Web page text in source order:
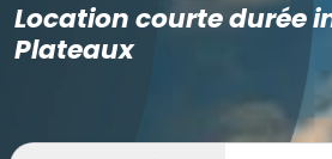
Location courte durée
Plateaux